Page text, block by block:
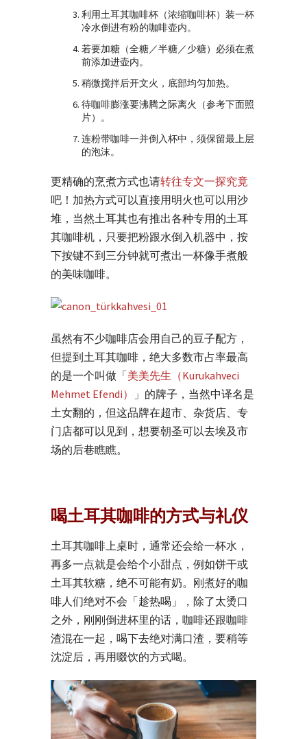
利用土耳其咖啡杯（浓缩咖啡杯）装一杯
冷水倒进有粉的咖啡壶内。
若要加糖（全糖／半糖／少糖）必须在煮
前添加进壶内。
稍微搅拌后开文火，底部均匀加热。
待咖啡膨涨要沸腾之际离火（参考下面照
片）。
连粉带咖啡一并倒入杯中，须保留最上层
的泡沫。
更精确的烹煮方式也请转往专文一探究竟
吧！加热方式可以直接用明火也可以用沙
堆，当然土耳其也有推出各种专用的土耳
其咖啡机，只要把粉跟水倒入机器中，按
下按键不到三分钟就可煮出一杯像手煮般
的美味咖啡。
虽然有不少咖啡店会用自己的豆子配方，
但提到土耳其咖啡，绝大多数市占率最高
的是一个叫做「美美先生（Kurukahveci
Mehmet Efendi）
」的牌子，当然中译名是
土女翻的，但这品牌在超市、杂货店、专
门店都可以见到，想要朝圣可以去埃及市
场的后巷瞧瞧。
喝土耳其咖啡的方式与礼仪
土耳其咖啡上桌时，通常还会给一杯水，
再多一点就是会给个小甜点，例如饼干或
土耳其软糖，绝不可能有奶。刚煮好的咖
啡人们绝对不会「趁热喝」，除了太烫口
之外，刚刚倒进杯里的话，咖啡还跟咖啡
渣混在一起，喝下去绝对满口渣，要稍等
沈淀后，再用啜饮的方式喝。